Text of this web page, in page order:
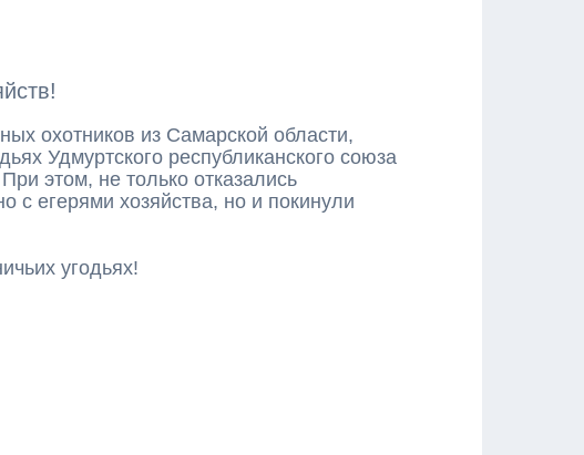
охотников из Самарской области,
Удмуртского республиканского союза
этом, не только отказались
с егерями хозяйства, но и покинули
угодьях!